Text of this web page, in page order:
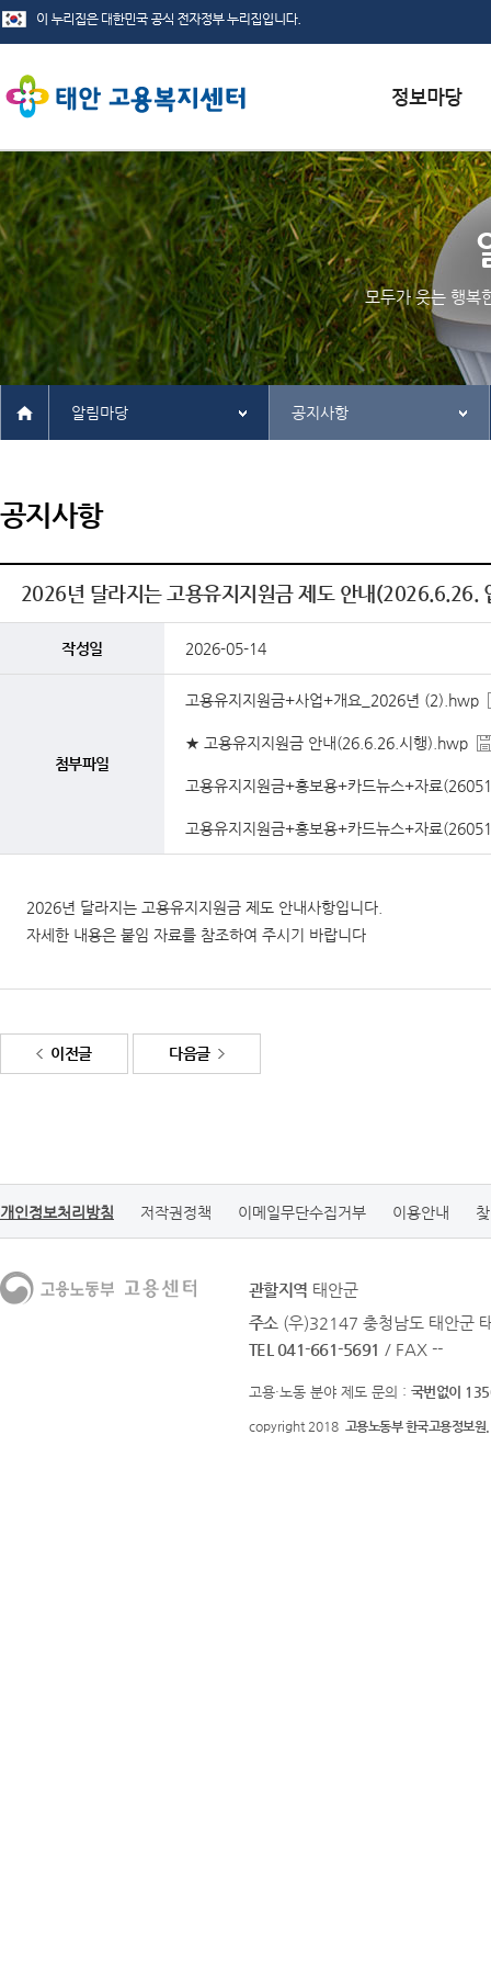
서식자료실
채용정보
인재정보
관련사이트
모두가 웃는 행복
알림마당 공지사항
공지사항
2026년 달라지는 고용유지지원금 제도 안내(2026.6.26.
작성일 2026-05-14
첨부파일
고용유지지원금+사업+개요_2026년 (2).hwp
★ 고용유지지원금 안내(26.6.26.시행).hwp
고용유지지원금+홍보용+카드뉴스+자료
고용유지지원금+홍보용+카드뉴스+자료
2026년 달라지는 고용유지지원금 제도 안내사항입니다.
자세한 내용은 붙임 자료를 참조하여 주시기 바랍니다
이전글 다음글
개인정보처리방침 저작권정책 이메일무단수집거부 이용안내
관할지역 태안군
주소 (우)32147 충청남도 태안군
TEL 041-661-5691 / FAX --
고용·노동 분야 제도 문의 : 국번없이
copyright 2018 고용노동부 한국고용정보원.